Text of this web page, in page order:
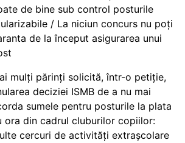
de bine sub control posturile
/ La niciun concurs nu poți
de la început asigurarea unui
mulți părinți solicită, într-o petiție,
deciziei ISMB de a nu mai
sumele pentru posturile la plata
ora din cadrul cluburilor copiilor:
cercuri de activități extrașcolare